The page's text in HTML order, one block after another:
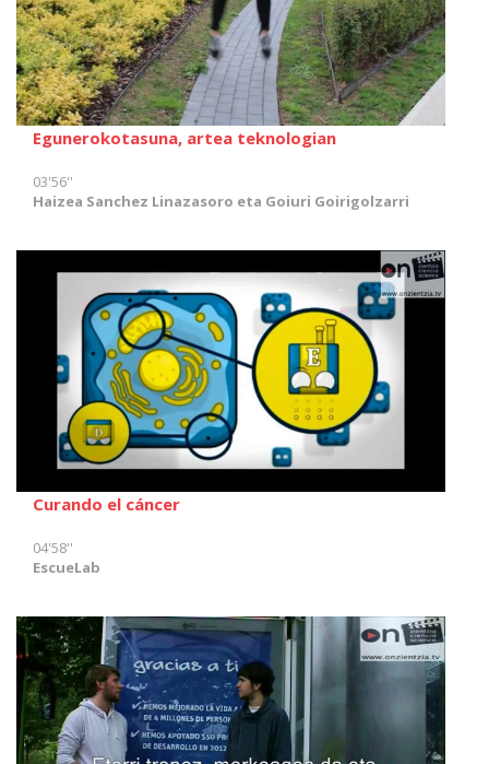
Egunerokotasuna, artea teknologian
03'56''
Haizea Sanchez Linazasoro eta Goiuri Goirigolzarri
Curando el cáncer
04'58''
EscueLab